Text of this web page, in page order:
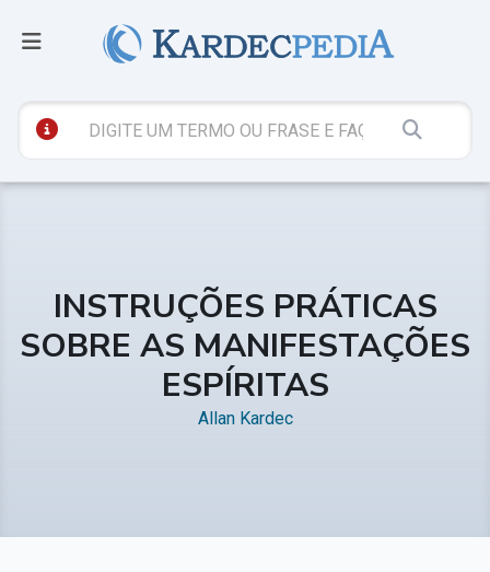
INSTRUÇÕES PRÁTICAS
SOBRE AS MANIFESTAÇÕES
ESPÍRITAS
Allan Kardec